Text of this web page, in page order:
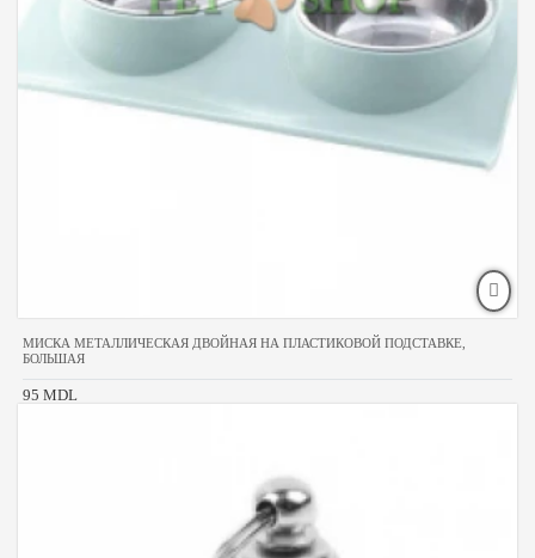
МИСКА МЕТАЛЛИЧЕСКАЯ ДВОЙНАЯ НА ПЛАСТИКОВОЙ ПОДСТАВКЕ,
БОЛЬШАЯ
95 MDL